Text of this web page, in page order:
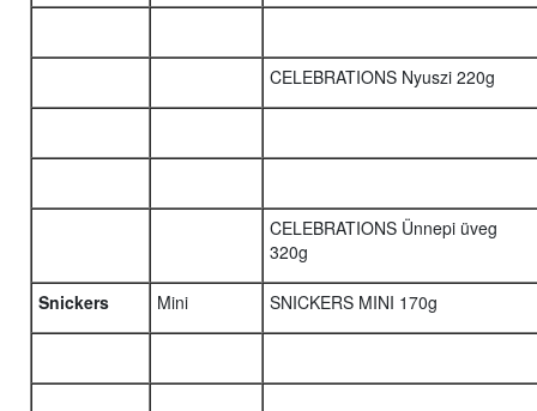
CELEBRATIONS Nyuszi 220g
CELEBRATIONS Ünnepi üveg
320g
Snickers Mini SNICKERS MINI 170g